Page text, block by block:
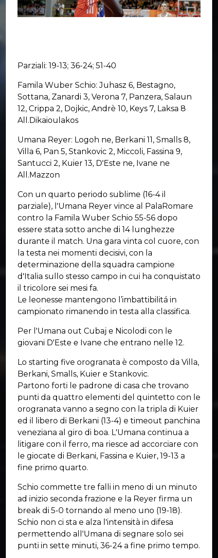
Parziali: 19-13; 36-24; 51-40
Famila Wuber Schio: Juhasz 6, Bestagno,
Sottana, Zanardi 3, Verona 7, Panzera, Salaun
12, Crippa 2, Dojkic, Andrè 10, Keys 7, Laksa 8
All.Dikaioulakos
Umana Reyer: Logoh ne, Berkani 11, Smalls 8,
Villa 6, Pan 5, Stankovic 2, Miccoli, Fassina 9,
Santucci 2, Kuier 13, D'Este ne, Ivane ne
All.Mazzon
Con un quarto periodo sublime (16-4 il
parziale), l'Umana Reyer vince al PalaRomare
contro la Famila Wuber Schio 55-56 dopo
essere stata sotto anche di 14 lunghezze
durante il match. Una gara vinta col cuore, con
la testa nei momenti decisivi, con la
determinazione della squadra campione
d'Italia sullo stesso campo in cui ha conquistato
il tricolore sei mesi fa.
Le leonesse mantengono l’imbattibilitá in
campionato rimanendo in testa alla classifica.
Per l'Umana out Cubaj e Nicolodi con le
giovani D'Este e Ivane che entrano nelle 12.
Lo starting five orogranata è composto da Villa,
Berkani, Smalls, Kuier e Stankovic.
Partono forti le padrone di casa che trovano
punti da quattro elementi del quintetto con le
orogranata vanno a segno con la tripla di Kuier
ed il libero di Berkani (13-4) e timeout panchina
veneziana al giro di boa. L'Umana continua a
litigare con il ferro, ma riesce ad accorciare con
le giocate di Berkani, Fassina e Kuier, 19-13 a
fine primo quarto.
Schio commette tre falli in meno di un minuto
ad inizio seconda frazione e la Reyer firma un
break di 5-0 tornando al meno uno (19-18).
Schio non ci sta e alza l'intensità in difesa
permettendo all'Umana di segnare solo sei
punti in sette minuti, 36-24 a fine primo tempo.